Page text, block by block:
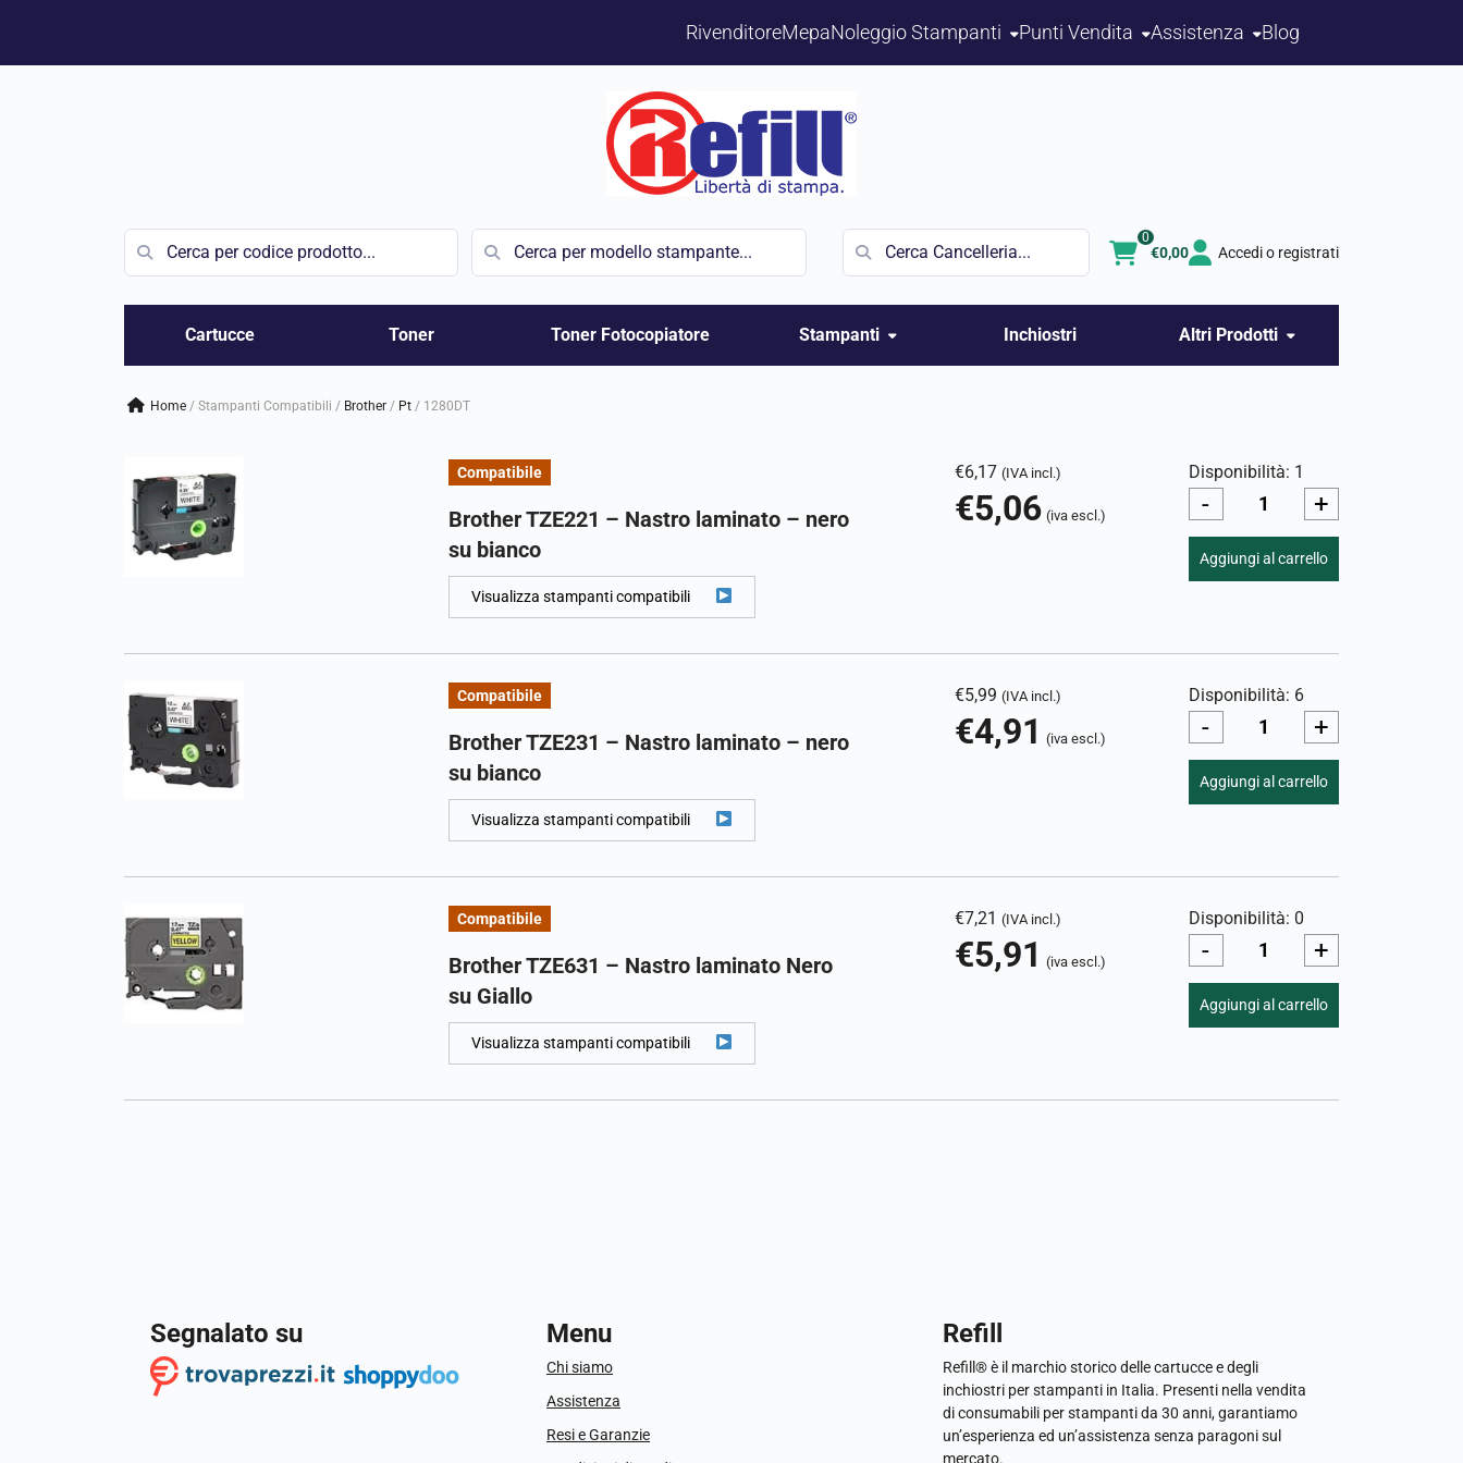
RivenditoreMepaNoleggio Stampanti Punti Vendita Assistenza Blog
Vai
€0,00
0
Accedi o registrati
Cartucce Toner Toner Fotocopiatore Stampanti Inchiostri Altri Prodotti
Home / Stampanti Compatibili / brother / pt / 1280DT
Compatibile
Brother TZE221 – Nastro laminato – nero
su bianco
Visualizza stampanti compatibili
€6,17 (IVA incl.)
€5,06 (iva escl.)
Disponibilità: 1
- +
Aggiungi al carrello
Compatibile
Brother TZE231 – Nastro laminato – nero
su bianco
Visualizza stampanti compatibili
€5,99 (IVA incl.)
€4,91 (iva escl.)
Disponibilità: 6
- +
Aggiungi al carrello
Compatibile
Brother TZE631 – Nastro laminato Nero
su Giallo
Visualizza stampanti compatibili
€7,21 (IVA incl.)
€5,91 (iva escl.)
Disponibilità: 0
- +
Aggiungi al carrello
Segnalato su Menu
Chi siamo
Assistenza
Resi e Garanzie
Refill
Refill® è il marchio storico delle cartucce e degli
inchiostri per stampanti in Italia. Presenti nella vendita
di consumabili per stampanti da 30 anni, garantiamo
un’esperienza ed un’assistenza senza paragoni sul
mercato.